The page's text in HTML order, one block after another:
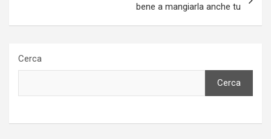
bene a mangiarla anche tu
Cerca
Cerca